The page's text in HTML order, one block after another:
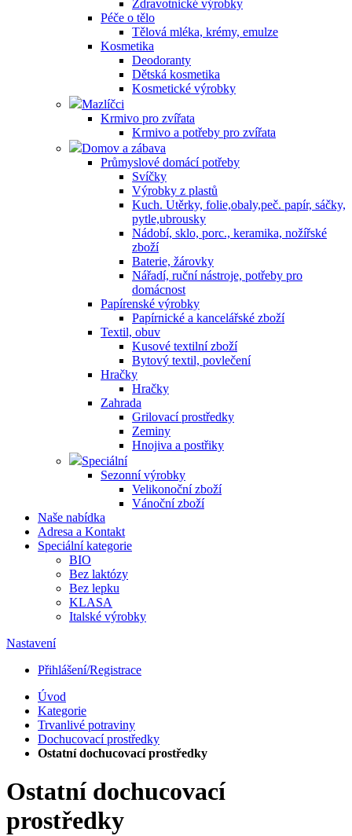
Zdravotnické výrobky
Péče o tělo
Tělová mléka, krémy, emulze
Kosmetika
Deodoranty
Dětská kosmetika
Kosmetické výrobky
Mazlíčci
Krmivo pro zvířata
Krmivo a potřeby pro zvířata
Domov a zábava
Průmyslové domácí potřeby
Svíčky
Výrobky z plastů
Kuch. Utěrky, folie,obaly,peč. papír, sáčky,
pytle,ubrousky
Nádobí, sklo, porc., keramika, nožířské
zboží
Baterie, žárovky
Nářadí, ruční nástroje, potřeby pro
domácnost
Papírenské výrobky
Papírnické a kancelářské zboží
Textil, obuv
Kusové textilní zboží
Bytový textil, povlečení
Hračky
Hračky
Zahrada
Grilovací prostředky
Zeminy
Hnojiva a postřiky
Speciální
Sezonní výrobky
Velikonoční zboží
Vánoční zboží
Naše nabídka
Adresa a Kontakt
Speciální kategorie
BIO
Bez laktózy
Bez lepku
KLASA
Italské výrobky
Nastavení
Přihlášení/Registrace
Úvod
Kategorie
Trvanlivé potraviny
Dochucovací prostředky
Ostatní dochucovací prostředky
Ostatní dochucovací
prostředky